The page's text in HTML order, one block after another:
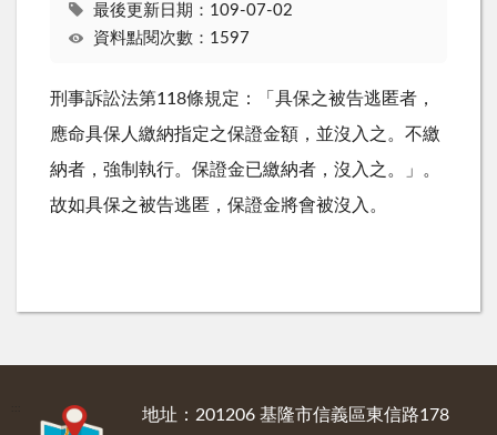
最後更新日期：109-07-02
資料點閱次數：1597
刑事訴訟法第118條規定：「具保之被告逃匿者，
應命具保人繳納指定之保證金額，並沒入之。不繳
納者，強制執行。保證金已繳納者，沒入之。」。
故如具保之被告逃匿，保證金將會被沒入。
地址：201206 基隆市信義區東信路178